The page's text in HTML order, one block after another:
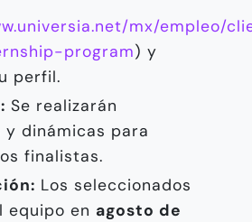
mx/empleo/
program) y
perfil.
Se realizarán
dinámicas para
finalistas.
Los seleccionados
equipo en agosto de